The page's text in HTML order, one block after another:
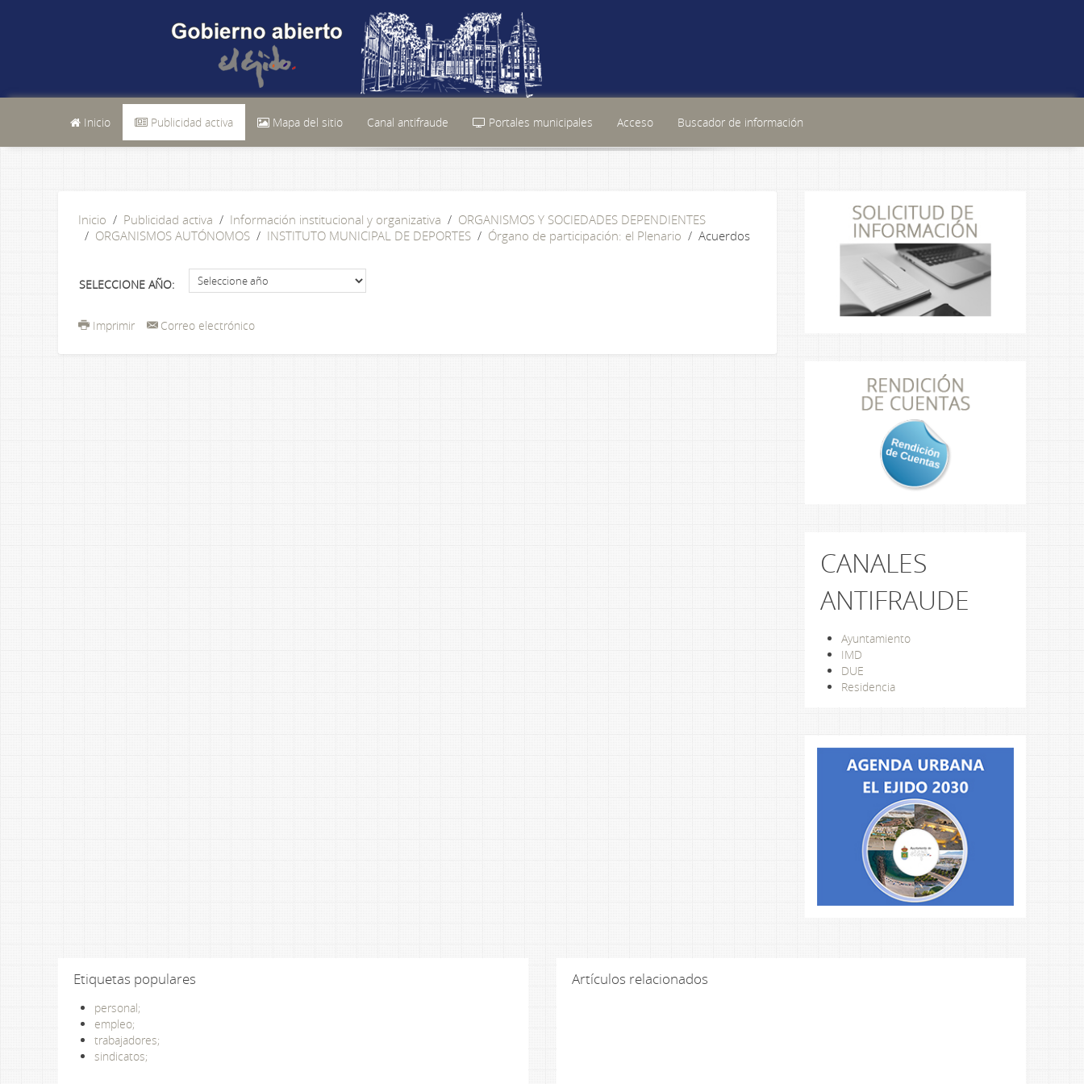
Inicio Publicidad activa Mapa del sitio Canal antifraude Portales municipales Acceso Buscador de información
Inicio Publicidad activa Información institucional y organizativa
ORGANISMOS Y SOCIEDADES DEPENDIENTES
ORGANISMOS AUTÓNOMOS
INSTITUTO MUNICIPAL DE DEPORTES Órgano de participación: el Plenario Acuerdos
SELECCIONE AÑO:
Imprimir Correo electrónico
CANALES
ANTIFRAUDE
Ayuntamiento
IMD
DUE
Residencia
Etiquetas populares
personal;
empleo;
trabajadores;
sindicatos;
Artículos relacionados